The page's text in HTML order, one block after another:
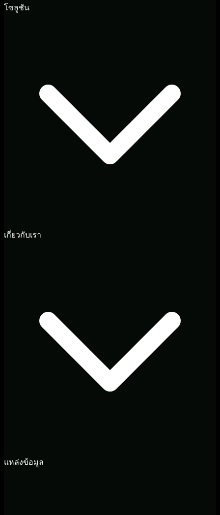
โซลูชัน
เกี่ยวกับเรา
แหล่งข้อมูล